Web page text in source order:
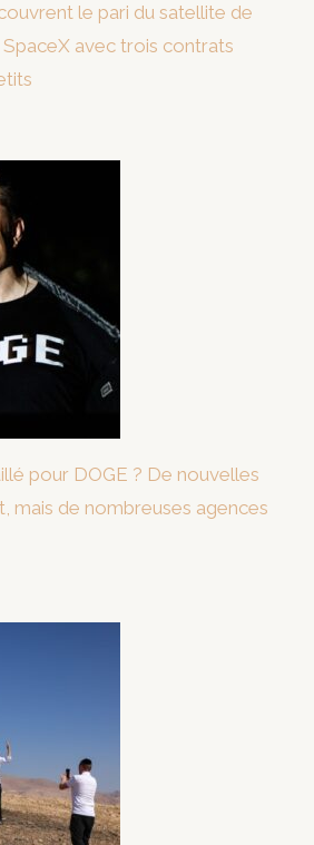
le pari du satellite de
avec trois contrats
pour DOGE ? De nouvelles
mais de nombreuses agences